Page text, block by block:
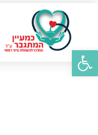
פתח סרגל נגישות